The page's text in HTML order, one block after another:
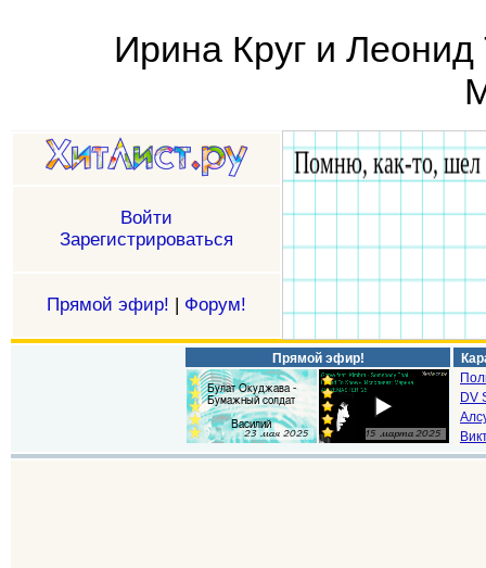
Ирина Круг и
Войти
Зарегистрироваться
Прямой эфир! | Форум!
Прямой эфир!
DV